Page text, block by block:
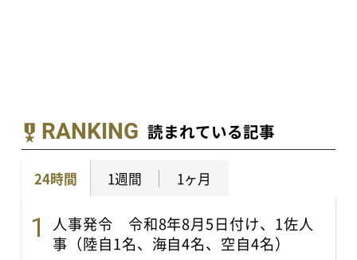
RANKING 読まれている記事
24時間 1週間 1ヶ月
人事発令 令和8年8月5日付け、1佐人
事（陸自1名、海自4名、空自4名）